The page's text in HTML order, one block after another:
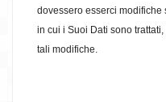
dovessero esserci
in cui i Suoi Dati sono
tali modifiche.